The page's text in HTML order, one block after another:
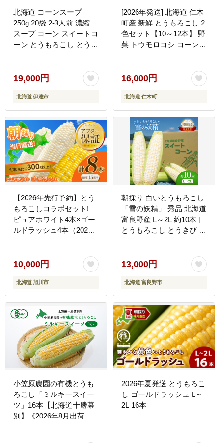
北海道 コーンスープ
250g 20袋 2-3人前 濃縮
スープ コーン スイートコ
ーン とうもろこし とうき
ごはん 軽食 簡単 クレー
19,000円
北海道 伊達市
[2026年発送] 北海道 仁木
町産 新鮮 とうもろこし 2
色セット【10～12本】 野
菜 トウモロコシ コーン
16,000円
北海道 仁木町
【2026年先行予約】とう
もろこしコラボセット!
ピュアホワイト4本×ゴー
ルドラッシュ4本（2026
人気 北海道産 糖度 生 野
菜 スイートコーン 産地直
送 バーベキュー BBQ コ
ーン 旬 お取り寄せ 旭川
市 北海道 】_04561
10,000円
北海道 旭川市
朝採り 白いとうもろこし
「雪の妖精」 秀品 北海道
富良野産 L～2L 約10本 [
とうもろこし とうきび コ
13,000円
北海道 富良野市
小笠原農園の有機とうも
ろこし「ミルキースイー
ツ」16本【北海道十勝幕
別】《2026年8月出荷開
2026年夏発送 とうもろこ
し ゴールドラッシュ L～
2L 16本